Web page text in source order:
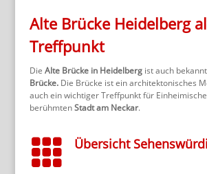
Alte Brücke Heidelberg
Treffpunkt
Die Alte Brücke in Heidelberg ist auch
Brücke. Die Brücke ist ein architektonisches
auch ein wichtiger Treffpunkt für
berühmtenStadt am Neckar.
 Übersicht